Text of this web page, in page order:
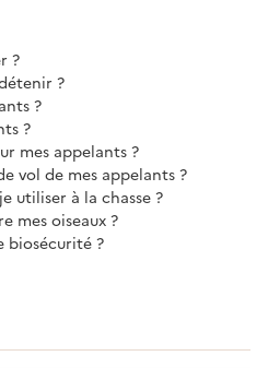
?
?
?
?
mes appelants ?
vol de mes appelants ?
utiliser à la chasse ?
mes oiseaux ?
biosécurité ?